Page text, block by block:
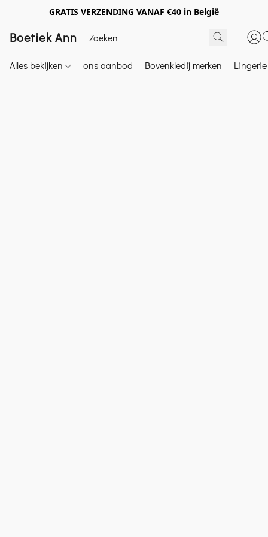
GRATIS VERZENDING VANAF €40 in België
Boetiek Ann
Alles bekijken ons aanbod Bovenkledij merken